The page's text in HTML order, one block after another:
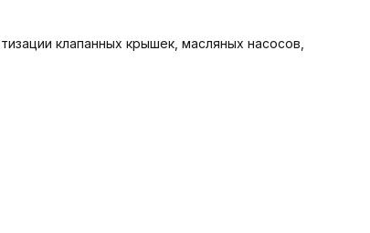
клапанных крышек, масляных насосов,